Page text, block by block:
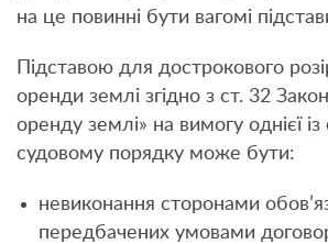
на це повинні бути вагомі
Підставою для дострокового
оренди землі згідно з ст. 32
оренду землі» на вимогу однієї із
судовому порядку може бути:
невиконання сторонами
передбачених умовами